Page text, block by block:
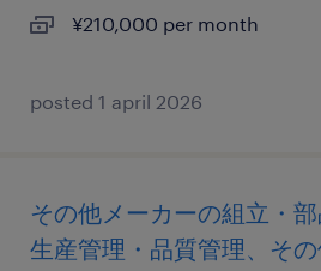
¥210,000 per month
posted 1 april 2026
その他メーカーの組立・部
生産管理・品質管理、その